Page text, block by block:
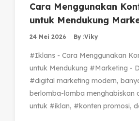
Cara Menggunakan
untuk Mendukung
24 Mei 2026 By :Viky
#Iklans - Cara Menggunakan
untuk Mendukung #Marketing -
#digital marketing modern,
berlomba-lomba menghabiskan
untuk #iklan, #konten promosi,